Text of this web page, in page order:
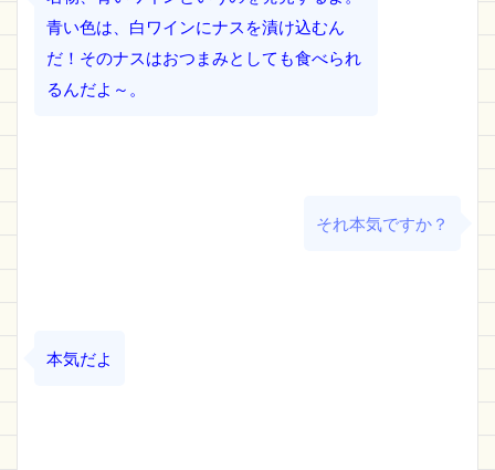
青い色は、白ワインにナスを漬け込むん
だ！そのナスはおつまみとしても食べられ
るんだよ～。
それ本気ですか？
本気だよ